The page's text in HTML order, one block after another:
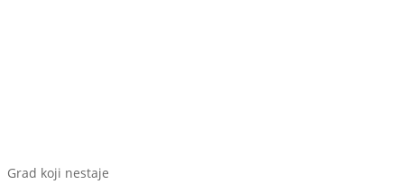
Grad koji nestaje